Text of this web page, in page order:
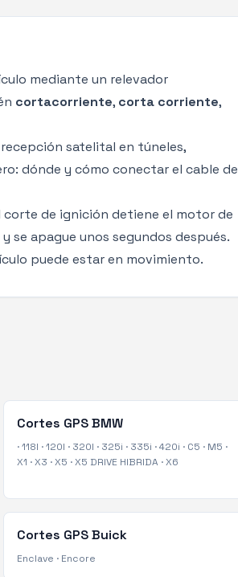
mediante un relevador
cortacorriente, corta corriente,
satelital en túneles,
dónde y cómo conectar el cable de
de ignición detiene el motor de
se apague unos segundos después.
puede estar en movimiento.
Cortes GPSBMW
·118I ·120I · 320I · 325i · 335i ·420i · C5 · M5 ·
X1 ·X3 ·X5 ·X5 DRIVE HIBRIDA ·X6
Cortes GPSBuick
Enclave · Encore